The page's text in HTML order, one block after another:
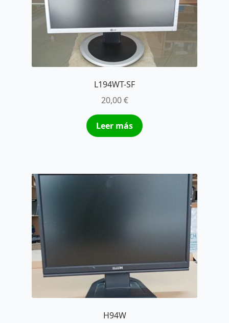
L194WT-SF
20,00€
Leer más
H94W